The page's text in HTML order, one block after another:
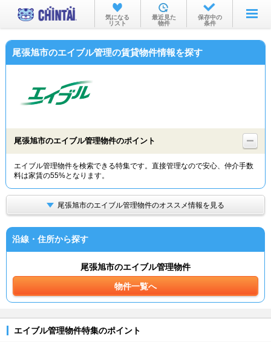
お部屋を探す
沿線・駅から
物件特集から
気になる
リスト
最近見た
物件
保存中の
条件
尾張旭市のエイブル管理の賃貸物件情報を探す
尾張旭市のエイブル管理物件のポイント
エイブル管理物件を検索できる特集です。直接管理なので安心、仲介手数
料は家賃の55%となります。
尾張旭市のエイブル管理物件のオススメ情報を見る
沿線・住所から探す
尾張旭市のエイブル管理物件
物件一覧へ
エイブル管理物件特集のポイント